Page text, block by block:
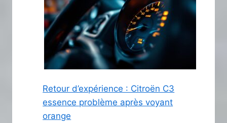
Retour d’expérience : Citroën C3
essence problème après voyant
orange